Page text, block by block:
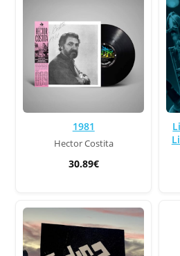
1981
Hector Costita
30.89€